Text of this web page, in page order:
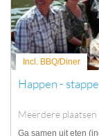
Incl. BBQ/Diner
Happen -
Meerdere plaatsen
Ga samen uit eten